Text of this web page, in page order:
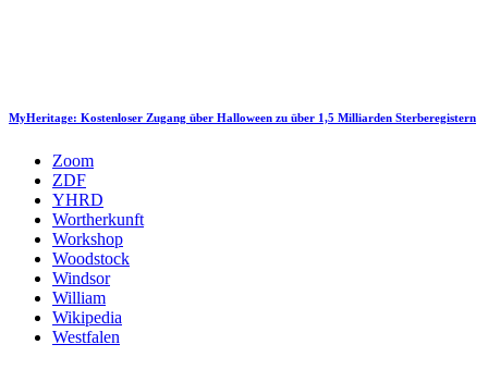
MyHeritage: Kostenloser Zugang über Halloween zu über 1,5 Milliarden Sterberegistern
Zoom
ZDF
YHRD
Wortherkunft
Workshop
Woodstock
Windsor
William
Wikipedia
Westfalen